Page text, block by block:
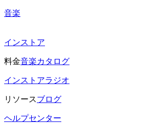
音楽
インストア
料金音楽カタログ
インストアラジオ
リソースブログ
ヘルプセンター